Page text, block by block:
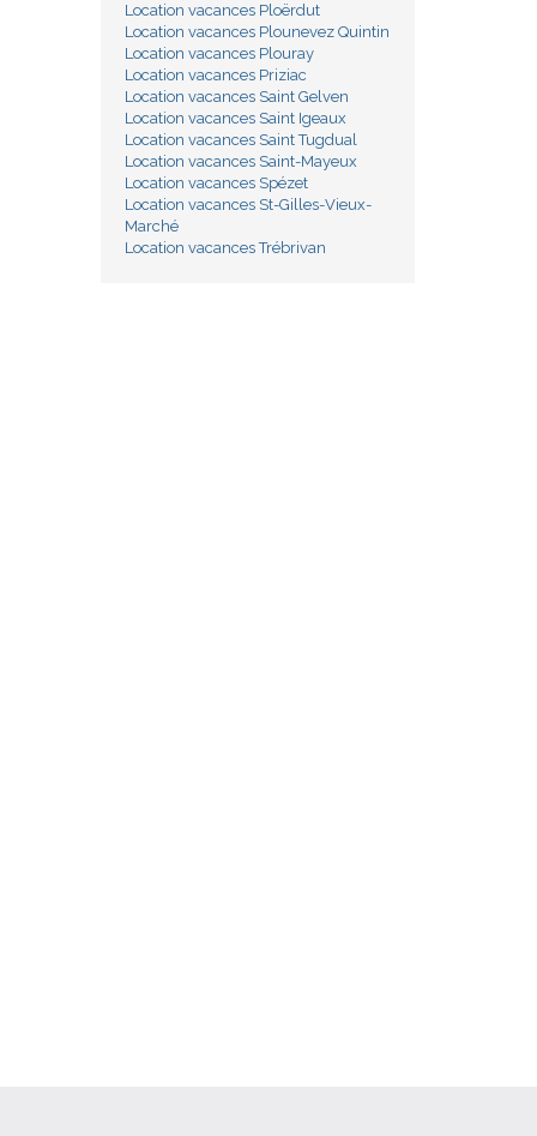
Location vacances Ploërdut
Location vacances Plounevez Quintin
Location vacances Plouray
Location vacances Priziac
Location vacances Saint Gelven
Location vacances Saint Igeaux
Location vacances Saint Tugdual
Location vacances Saint-Mayeux
Location vacances Spézet
Location vacances St-Gilles-Vieux-
Marché
Location vacances Trébrivan